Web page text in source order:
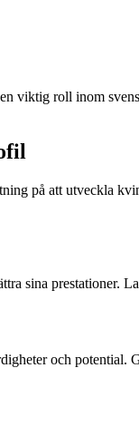
roll inom
på att utveckla
sina prestationer.
och